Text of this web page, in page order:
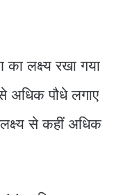
का लक्ष्य रखा गया
अधिक पौधे लगाए
लक्ष्य से कहीं अधिक